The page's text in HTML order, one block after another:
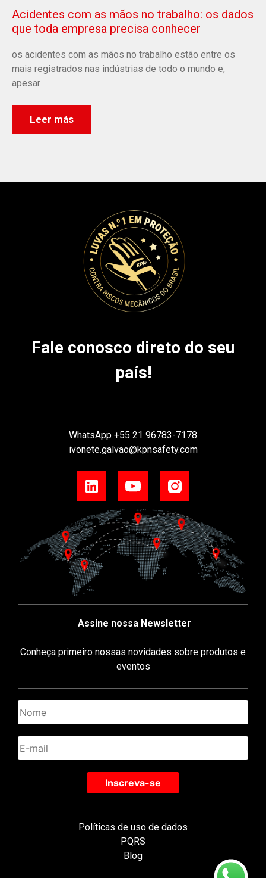
Acidentes com as mãos no trabalho: os dados
que toda empresa precisa conhecer
os acidentes com as mãos no trabalho estão entre os
mais registrados nas indústrias de todo o mundo e,
apesar
Leer más
Fale conosco direto do seu
país!
WhatsApp +55 21 96783-7178
ivonete.galvao@kpnsafety.com
Assine nossa Newsletter
Conheça primeiro nossas novidades sobre produtos e
eventos
Políticas de uso de dados
PQRS
Blog